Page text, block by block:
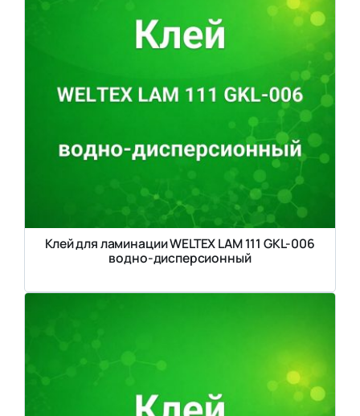
Клей для ламинации WELTEX LAM 111 GKL-006
водно-дисперсионный